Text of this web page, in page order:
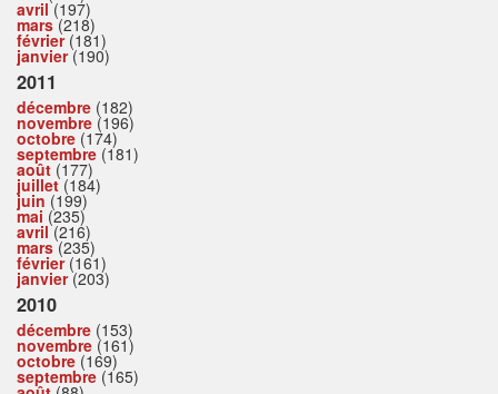
avril(197)
mars(218)
février(181)
janvier(190)
2011
décembre (182)
novembre (196)
octobre (174)
septembre (181)
août (177)
juillet(184)
juin (199)
mai (235)
avril(216)
mars(235)
février(161)
janvier(203)
2010
décembre (153)
novembre (161)
octobre (169)
septembre (165)